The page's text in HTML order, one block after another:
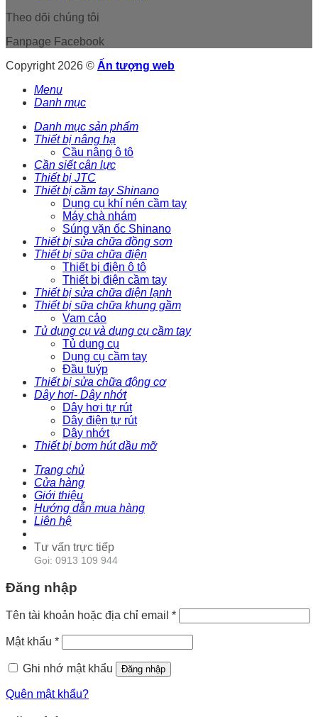
Theo dõi chúng tôi
Fanpage Facebook
Copyright 2026 © Ấn tượng web
Menu
Danh mục
Danh mục sản phẩm
Thiết bị nâng hạ
Cầu nâng ô tô
Cần siết cân lực
Thiết bị JTC
Thiết bị cầm tay Shinano
Dụng cụ khí nén cầm tay
Máy chà nhám
Súng vặn ốc Shinano
Thiết bị sửa chữa đồng sơn
Thiết bị sữa chữa điện
Thiết bị điện ô tô
Thiết bị điện cầm tay
Thiết bị sửa chữa điện lạnh
Thiết bị sữa chữa khung gầm
Vam cảo
Tủ dụng cụ và dụng cụ cầm tay
Tủ dụng cụ
Dụng cụ cầm tay
Đầu tuýp
Thiết bị sửa chữa động cơ
Dây hơi- Dây nhớt
Dây hơi tự rút
Dây điện tự rút
Dây nhớt
Thiết bị bơm hút dầu mỡ
Trang chủ
Cửa hàng
Giới thiệu
Hướng dẫn mua hàng
Liên hệ
Tư vấn trực tiếp
Gọi: 0913 109 944
Đăng nhập
Tên tài khoản hoặc địa chỉ email *
Mật khẩu *
Ghi nhớ mật khẩu Đăng nhập
Quên mật khẩu?